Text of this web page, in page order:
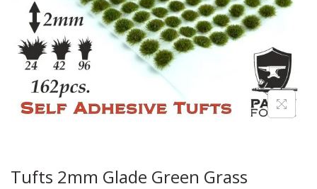
Tufts 2mm Glade Green Grass